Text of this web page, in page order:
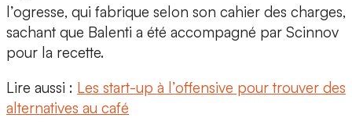
l’ogresse, qui fabrique selon son cahier des charges,
sachant que Balenti a été accompagné par Scinnov
pour la recette.
Lire aussi : Les start-up à l’offensive pour trouver des
alternatives au café